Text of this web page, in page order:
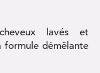
lavés et
formule démêlante